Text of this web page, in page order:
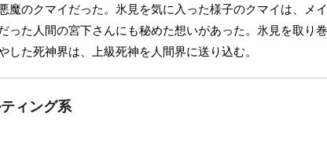
魔のクマイだった。氷見を気に入った様子のクマイは、メ
った人間の宮下さんにも秘めた想いがあった。氷見を取り
た死神界は、上級死神を人間界に送り込む。
ィング系